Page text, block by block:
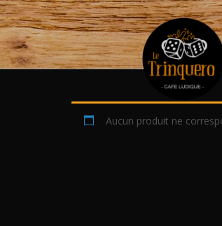
Skip
to
content
Aucun produit ne